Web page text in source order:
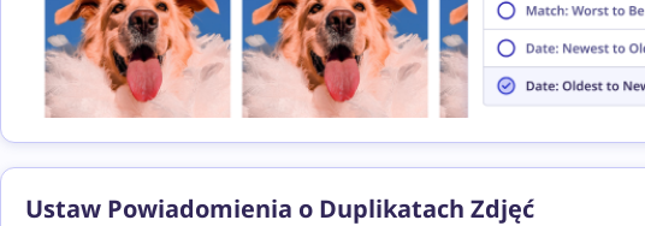
Ustaw Powiadomienia o Duplikatach Zdjęć